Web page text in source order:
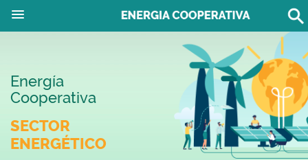
Energía
Cooperativa
SECTOR
ENERGÉTICO